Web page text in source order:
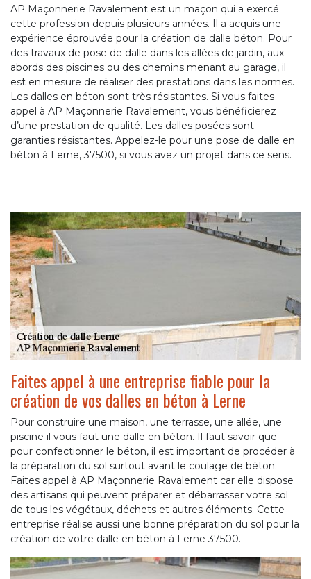
AP Maçonnerie Ravalement est un maçon qui a exercé
cette profession depuis plusieurs années. Il a acquis une
expérience éprouvée pour la création de dalle béton. Pour
des travaux de pose de dalle dans les allées de jardin, aux
abords des piscines ou des chemins menant au garage, il
est en mesure de réaliser des prestations dans les normes.
Les dalles en béton sont très résistantes. Si vous faites
appel à AP Maçonnerie Ravalement, vous bénéficierez
d’une prestation de qualité. Les dalles posées sont
garanties résistantes. Appelez-le pour une pose de dalle en
béton à Lerne, 37500, si vous avez un projet dans ce sens.
Faites appel à une entreprise fiable pour la
création de vos dalles en béton à Lerne
Pour construire une maison, une terrasse, une allée, une
piscine il vous faut une dalle en béton. Il faut savoir que
pour confectionner le béton, il est important de procéder à
la préparation du sol surtout avant le coulage de béton.
Faites appel à AP Maçonnerie Ravalement car elle dispose
des artisans qui peuvent préparer et débarrasser votre sol
de tous les végétaux, déchets et autres éléments. Cette
entreprise réalise aussi une bonne préparation du sol pour la
création de votre dalle en béton à Lerne 37500.